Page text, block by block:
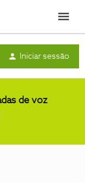
Menu
Iniciar sessão
de voz